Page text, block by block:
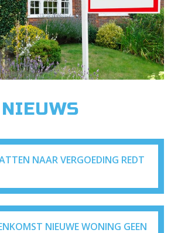
NAAR VERGOEDING REDT
NIEUWE WONING GEEN